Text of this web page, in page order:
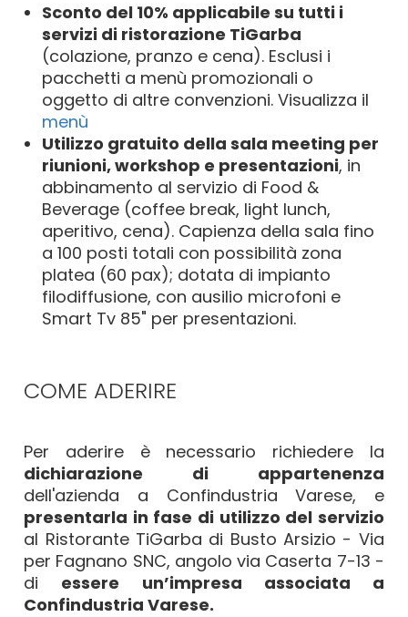
Sconto del 10% applicabile su tutti i
servizi di ristorazione TiGarba
(colazione, pranzo e cena). Esclusi i
pacchetti a menù promozionali o
oggetto di altre convenzioni. Visualizza il
menù
Utilizzo gratuito della sala meeting per
riunioni, workshop e presentazioni, in
abbinamento al servizio di Food &
Beverage (coffee break, light lunch,
aperitivo, cena). Capienza della sala fino
a 100 posti totali con possibilità zona
platea (60 pax); dotata di impianto
filodiffusione, con ausilio microfoni e
Smart Tv 85" per presentazioni.
COME ADERIRE
Per aderire è necessario richiedere la
dichiarazione di appartenenza
dell'azienda a Confindustria Varese, e
presentarla in fase di utilizzo del servizio
al Ristorante TiGarba di Busto Arsizio - Via
per Fagnano SNC, angolo via Caserta 7-13 -
di essere un’impresa associata a
Confindustria Varese.